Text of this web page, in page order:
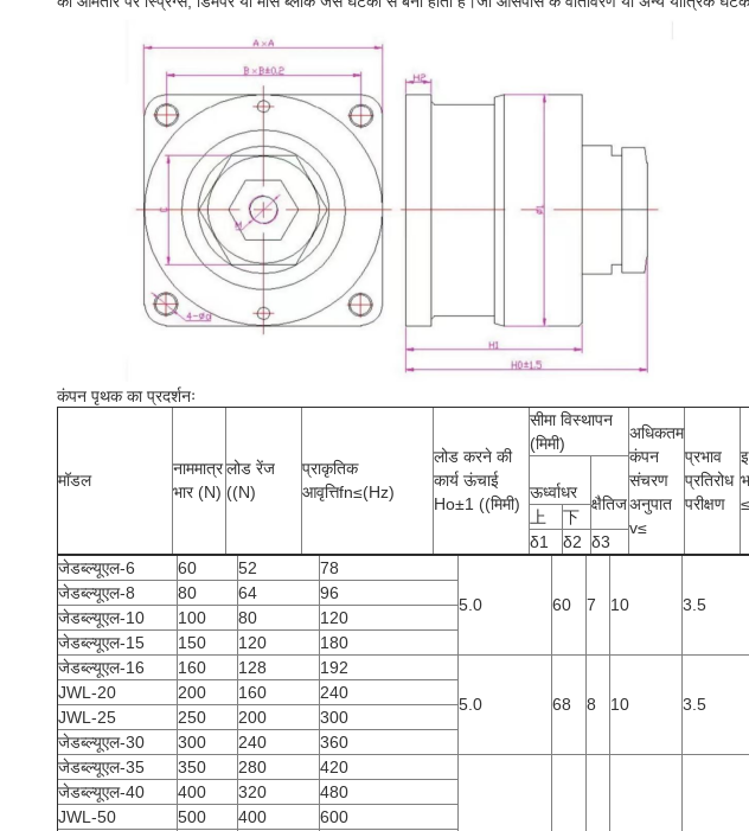
कंपन पृथक का प्रदर्शनः
मॉडल
नाममात्र
भार (N)
लोड रेंज
((N)
प्राकृतिक
आवृत्तिfn≤(Hz)
लोड करने की
कार्य ऊंचाई
Ho±1 ((मिमी)
सीमा विस्थापन
(मिमी)
अधिकतम
कंपन
संचरण
अनुपात
v≤
प्रभाव
प्रतिरोध
परीक्षण
ऊर्ध्वाधर
क्षैतिज
上
下
δ1
δ2 δ3
जेडब्ल्यूएल-6
60 52
78
5.0
60 7 10 3.5
जेडब्ल्यूएल-8 80 64
96
जेडब्ल्यूएल-10
100 80
120
जेडब्ल्यूएल-15
150 120
180
जेडब्ल्यूएल-16
160 128
192
5.0
68 8 10 3.5
JWL-20 200 160
240
JWL-25
250 200
300
जेडब्ल्यूएल-30
300 240
360
जेडब्ल्यूएल-35
350 280 420
जेडब्ल्यूएल-40 400 320
480
JWL-50
500 400
600